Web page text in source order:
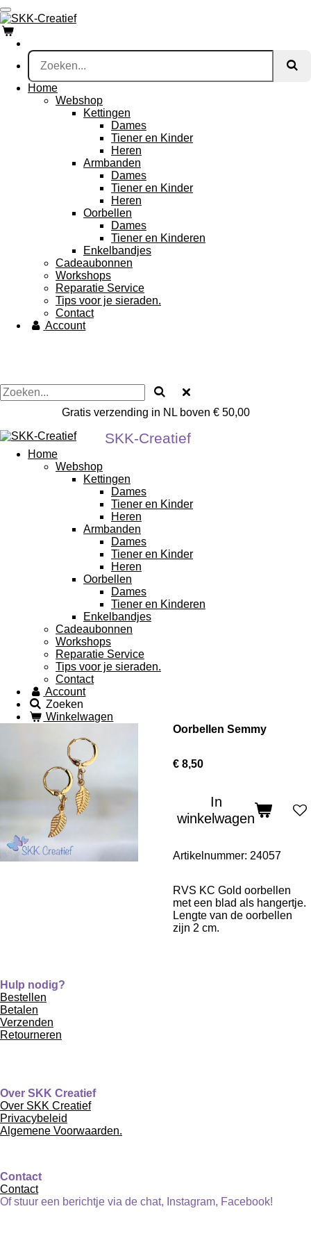
Ga
direct
naar
de
hoofdinhoud
Home
Webshop
Kettingen
Dames
Tiener en Kinder
Heren
Armbanden
Dames
Tiener en Kinder
Heren
Oorbellen
Dames
Tiener en Kinderen
Enkelbandjes
Cadeaubonnen
Workshops
Reparatie Service
Tips voor je sieraden.
Contact
Account
Gratis verzending in NL boven € 50,00
SKK-Creatief
Home
Webshop
Kettingen
Dames
Tiener en Kinder
Heren
Armbanden
Dames
Tiener en Kinder
Heren
Oorbellen
Dames
Tiener en Kinderen
Enkelbandjes
Cadeaubonnen
Workshops
Reparatie Service
Tips voor je sieraden.
Contact
Account
Zoeken
Winkelwagen
Oorbellen Semmy
€ 8,50
In
winkelwagen
Artikelnummer: 24057
RVS KC Gold oorbellen
met een blad als hangertje.
Lengte van de oorbellen
zijn 2 cm.
Hulp nodig?
Bestellen
Betalen
Verzenden
Retourneren
Over SKK Creatief
Over SKK Creatief
Privacybeleid
Algemene Voorwaarden.
Contact
Contact
Of stuur een berichtje via de chat, Instagram, Facebook!